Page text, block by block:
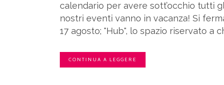
calendario per avere sott’occhio tutti
nostri eventi vanno in vacanza! Si
17 agosto; "Hub", lo spazio riservato a
CONTINUA A LEGGERE